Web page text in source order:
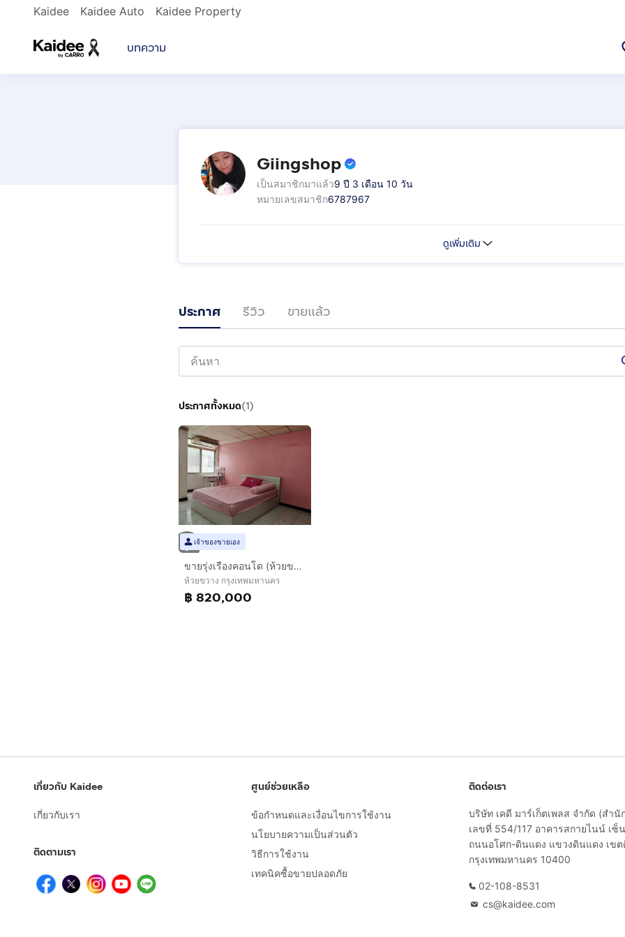
Kaidee Kaidee Auto Kaidee Property
บทความ
Giingshop
เป็นสมาชิกมาแล้ว9 ปี 3 เดือน 10 วัน
หมายเลขสมาชิก6787967
ดูเพิ่มเติม
ประกาศ รีวิว ขายแล้ว
ประกาศทั้งหมด(1)
เจ้าของขายเอง
ขายรุ่งเรืองคอนโด (ห้วยขวาง ลาดพร้าว80)
ห้วยขวาง กรุงเทพมหานคร
฿ 820,000
เกี่ยวกับ Kaidee
เกี่ยวกับเรา
ติดตามเรา
ศูนย์ช่วยเหลือ
ข้อกำหนดและเงื่อนไขการใช้งาน
นโยบายความเป็นส่วนตัว
วิธีการใช้งาน
เทคนิคซื้อขายปลอดภัย
ติดต่อเรา
บริษัท เคดี มาร์เก็ตเพลส จำกัด (สำ
เลขที่ 554/117 อาคารสกายไนน์ เซ็
ถนนอโศก-ดินแดง แขวงดินแดง เข
กรุงเทพมหานคร 10400
02-108-8531
cs@kaidee.com